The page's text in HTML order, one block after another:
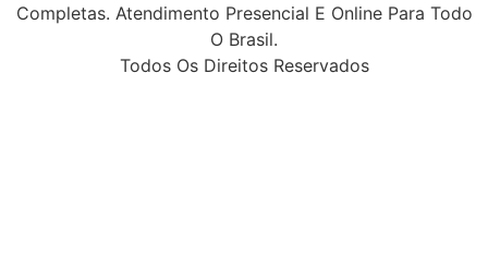
Completas. Atendimento Presencial E Online Para Todo
O Brasil.
Todos Os Direitos Reservados